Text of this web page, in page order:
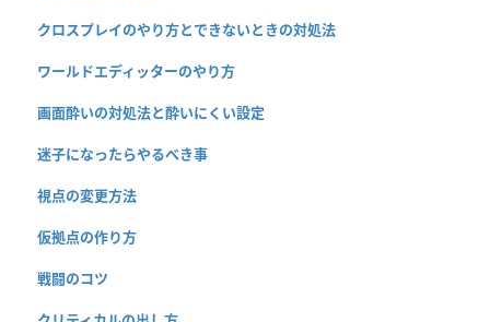
クロスプレイのやり方とできないときの対処法
ワールドエディッターのやり方
画面酔いの対処法と酔いにくい設定
迷子になったらやるべき事
視点の変更方法
仮拠点の作り方
戦闘のコツ